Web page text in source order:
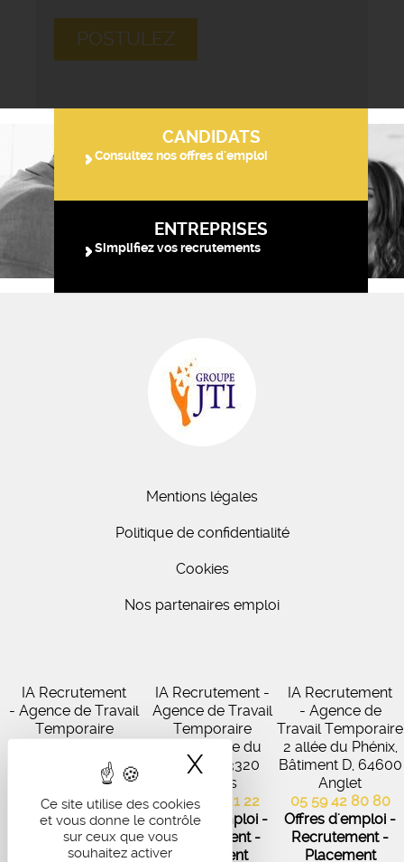
Ce site utilise des cookies
et vous donne le contrôle
sur ceux que vous
souhaitez activer
X Masquer le
POSTULEZ
CANDIDATS
Consultez nos offres d'emploi
ENTREPRISES
Simplifiez vos recrutements
Mentions légales
Politique de confidentialité
Cookies
Nos partenaires emploi
IA Recrutement
- Agence de Travail
Temporaire
Virecourt, 33370
Artigues-près-
Bordeaux
05 56 67 48 57
Offres d'emploi -
Recrutement -
IA Recrutement -
Agence de Travail
Temporaire
102 Avenue du
Médoc, 33320
Eysines
05 56 45 21 22
Offres d'emploi -
Recrutement -
Placement
IA Recrutement
- Agence de
Travail Temporaire
2 allée du Phénix,
Bâtiment D, 64600
Anglet
05 59 42 80 80
Offres d'emploi -
Recrutement -
Placement